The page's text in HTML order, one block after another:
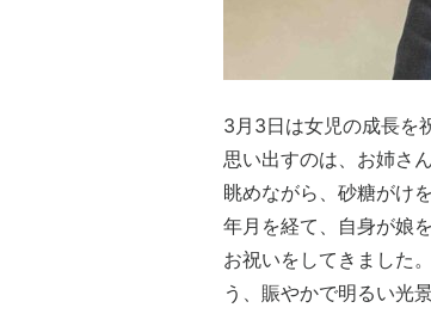
3月3日は女児の成長を
思い出すのは、お姉さ
眺めながら、砂糖がけ
年月を経て、自身が娘
お祝いをしてきました
う、賑やかで明るい光